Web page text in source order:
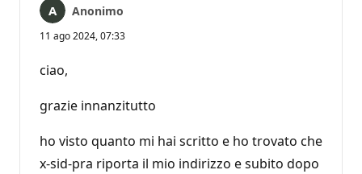
Anonimo
11 ago 2024, 07:33
ciao,
grazie innanzitutto
ho visto quanto mi hai scritto e ho trovato che
x-sid-pra riporta il mio indirizzo e subito dopo